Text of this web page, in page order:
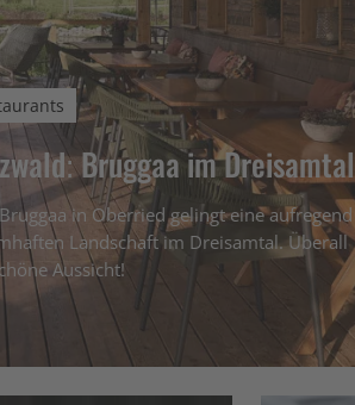
Bruggaa im Dreisamtal
in Oberried gelingt eine aufregend
Landschaft im Dreisamtal. Überall
Aussicht!